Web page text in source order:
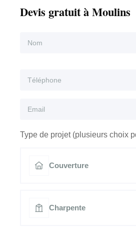
Devis gratuit à Moulins
Type de projet (plusieurs choix
Couverture
Charpente